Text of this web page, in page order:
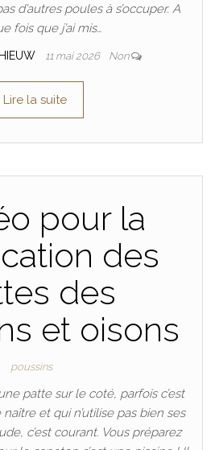
d’autres poules à s’occuper. A
fois que j’ai mis…
11 mai 2026 Non
Lire la suite
pour la
des
des
et oisons
poussins
patte sur le coté, parfois c’est
et qui n’utilise pas bien ses
c’est courant. Vous préparez